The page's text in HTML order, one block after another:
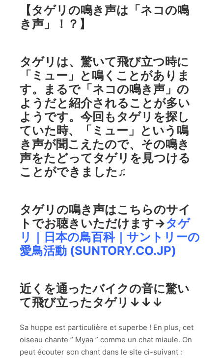
【タゲリの鳴き声は「ネコの鳴
き声」！？】
タゲリは、驚いて飛び立つ時に
「ミュー」と鳴くことがありま
す。まるで「ネコの鳴き声」の
ようだと紹介されることが多い
ようです。今回もタゲリを探し
ていた時、「ミュー」という鳴
き声が聞こえたので、その鳴き
声をたどってタゲリを見つける
ことができました♫
タゲリの鳴き声はこちらのサイ
トでお聴きいただけます→タゲ
リ｜日本の鳥百科｜サントリーの
愛鳥活動 (SUNTORY.CO.JP)
近くを通ったバイクの音に驚い
て飛び立ったタゲリ↓↓↓
Sa huppe est particulière et superbe ! En plus, cet
oiseau chante ” Myaa ” comme un chat miaule. On
peut écouter son chant dans le site ci-suivant :